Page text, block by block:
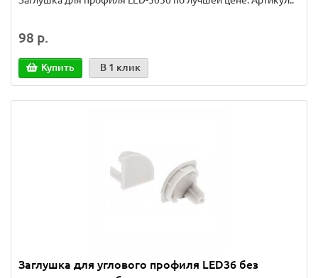
98 р.
Купить В 1 клик
Заглушка для углового профиля LED36 без